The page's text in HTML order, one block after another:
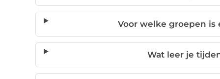
Voor welke groepen
Wat leer je